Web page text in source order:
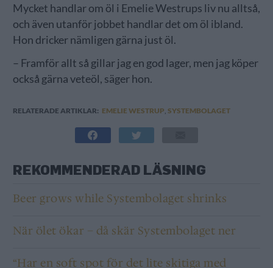
Mycket handlar om öl i Emelie Westrups liv nu alltså,
och även utanför jobbet handlar det om öl ibland.
Hon dricker nämligen gärna just öl.
– Framför allt så gillar jag en god lager, men jag köper
också gärna veteöl, säger hon.
RELATERADE ARTIKLAR: EMELIE WESTRUP, SYSTEMBOLAGET
REKOMMENDERAD LÄSNING
Beer grows while Systembolaget shrinks
När ölet ökar – då skär Systembolaget ner
“Har en soft spot för det lite skitiga med